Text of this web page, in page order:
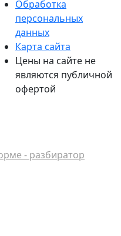
Обработка
персональных
данных
Карта сайта
Цены на сайте не
являются публичной
офертой
- разбиратор